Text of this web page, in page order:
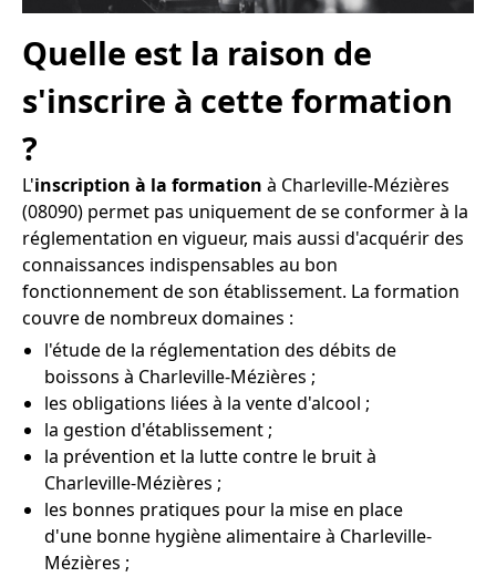
Quelle est la raison de
s'inscrire à cette formation
?
L'inscription à la formation à Charleville-Mézières
(08090) permet pas uniquement de se conformer à la
réglementation en vigueur, mais aussi d'acquérir des
connaissances indispensables au bon
fonctionnement de son établissement. La formation
couvre de nombreux domaines :
l'étude de la réglementation des débits de
boissons à Charleville-Mézières ;
les obligations liées à la vente d'alcool ;
la gestion d'établissement ;
la prévention et la lutte contre le bruit à
Charleville-Mézières ;
les bonnes pratiques pour la mise en place
d'une bonne hygiène alimentaire à Charleville-
Mézières ;